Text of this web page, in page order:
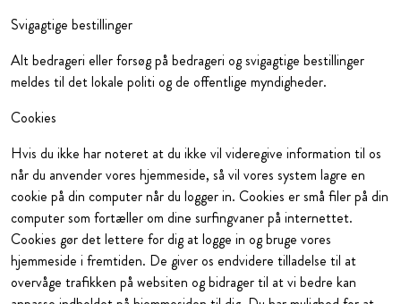
Svigagtige bestillinger
Alt bedrageri eller forsøg på bedrageri og svigagtige bestillinger
meldes til det lokale politi og de offentlige myndigheder.
Cookies
Hvis du ikke har noteret at du ikke vil videregive information til os
når du anvender vores hjemmeside, så vil vores system lagre en
cookie på din computer når du logger in. Cookies er små filer på din
computer som fortæller om dine surfingvaner på internettet.
Cookies gør det lettere for dig at logge in og bruge vores
hjemmeside i fremtiden. De giver os endvidere tilladelse til at
overvåge trafikken på websiten og bidrager til at vi bedre kan